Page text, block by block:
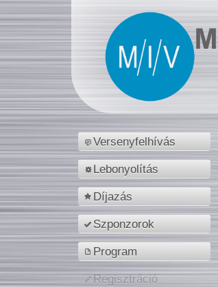
Versenyfelhívás
Lebonyolítás
Díjazás
Szponzorok
Program
Regisztráció